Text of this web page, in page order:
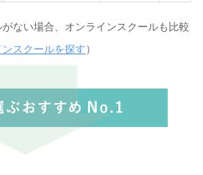
ない場合、オンラインスクールも比較
ンスクールを探す ）